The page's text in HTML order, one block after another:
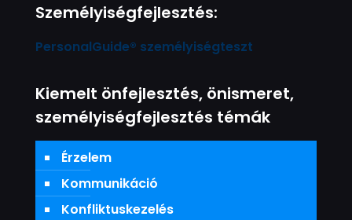
Személyiségfejlesztés:
PersonalGuide® személyiségteszt
Kiemelt önfejlesztés, önismeret,
személyiségfejlesztés témák
Érzelem
Kommunikáció
Konfliktuskezelés